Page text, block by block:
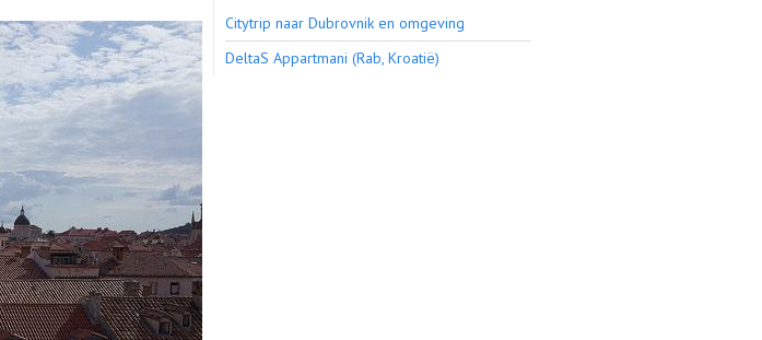
Citytrip naar Dubrovnik en omgeving
DeltaS Appartmani (Rab, Kroatië)